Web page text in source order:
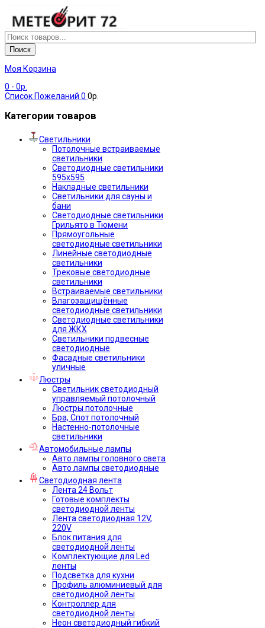
Поиск
Моя Корзина
0 - 0р.
Список Пожеланий 0 0р.
Категории товаров
Светильники
Потолочные встраиваемые
светильники
Светодиодные светильники
595х595
Накладные светильники
Светильники для сауны и
бани
Светодиодные светильники
Грильято в Тюмени
Прямоугольные
светодиодные светильники
Линейные светодиодные
светильники
Трековые светодиодные
светильники
Встраиваемые светильники
Влагозащищённые
светодиодные светильники
Светодиодные светильники
для ЖКХ
Светильники подвесные
светодиодные
Фасадные светильники
уличные
Люстры
Светильник светодиодный
управляемый потолочный
Люстры потолочные
Бра, Спот потолочный
Настенно-потолочные
светильники
Автомобильные лампы
Авто лампы головного света
Авто лампы светодиодные
Светодиодная лента
Лента 24 Вольт
Готовые комплекты
светодиодной ленты
Лента светодиодная 12V,
220V
Блок питания для
светодиодной ленты
Комплектующие для Led
ленты
Подсветка для кухни
Профиль алюминиевый для
светодиодной ленты
Контроллер для
светодиодной ленты
Неон светодиодный гибкий